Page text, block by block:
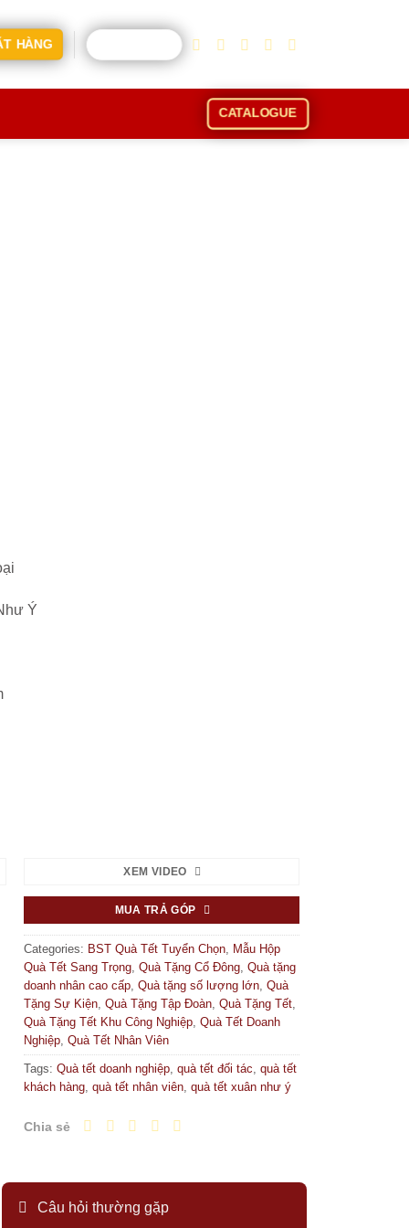
HÀNG
CATALOGUE
Ý
XEM VIDEO
MUA TRẢ GÓP
Categories: BST Quà Tết Tuyển Chọn, Mẫu Hộp
Quà Tết Sang Trọng,Quà Tặng Cổ Đông,Quà tặng
doanh nhân cao cấp,Quà tặng số lượng lớn,Quà
Tặng Sự Kiện,Quà Tặng Tập Đoàn,Quà Tặng Tết,
Quà Tặng Tết Khu Công Nghiệp,Quà Tết Doanh
Nghiệp,Quà Tết Nhân Viên
Tags:Quà tết doanh nghiệp,quà tết đối tác,quà tết
khách hàng,quà tết nhân viên,quà tết xuân như ý
Chia sẻ
Câu hỏi thường gặp